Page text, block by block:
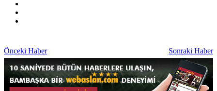
Önceki Haber Sonraki Haber